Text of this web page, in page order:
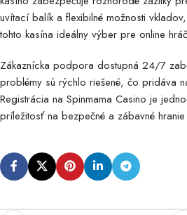
uvítací balík a flexibilné možnosti
tohto kasína ideálny výber pre online
Zákaznícka podpora dostupná 24/7
problémy sú rýchlo riešené, čo pridáva
Registrácia na Spinmama Casino je
príležitosť na bezpečné a zábavné